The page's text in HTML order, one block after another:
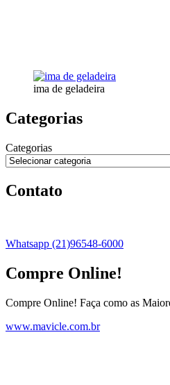
ima de geladeira
Categorias
Categorias
Contato
Whatsapp (21)96548-6000
Compre Online!
Compre Online! Faça como as
www.mavicle.com.br